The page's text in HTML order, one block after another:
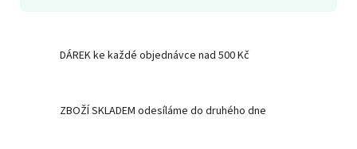
DÁREK ke každé objednávce nad 500 Kč
ZBOŽÍ SKLADEM odesíláme do druhého dne